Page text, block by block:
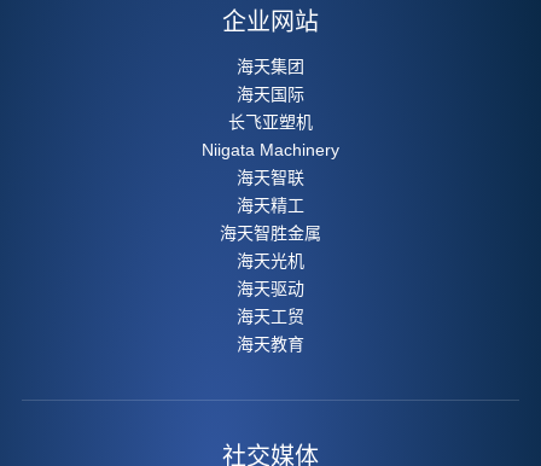
企业网站
海天集团
海天国际
长飞亚塑机
Niigata Machinery
海天智联
海天精工
海天智胜金属
海天光机
海天驱动
海天工贸
海天教育
社交媒体